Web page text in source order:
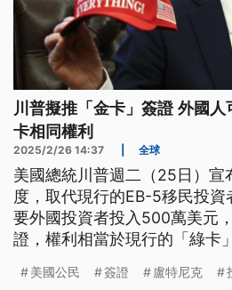
川普擬推「金卡」簽證 外國
卡相同權利
2025/2/26 14:37 全球
美國總統川普週二（25日）宣
度，取代現行的EB-5移民投資
要外國投資者投入500萬美元
證，權利相當於現行的「綠卡
示，詳細的實施細則將於2週
美國公民 簽證 盧特尼克